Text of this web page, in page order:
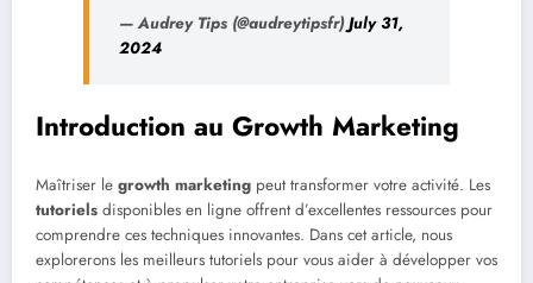
— Audrey Tips (@audreytipsfr) July 31,
2024
Introduction au Growth Marketing
Maîtriser le growth marketing peut transformer votre activité. Les
tutoriels disponibles en ligne offrent d’excellentes ressources pour
comprendre ces techniques innovantes. Dans cet article, nous
explorerons les meilleurs tutoriels pour vous aider à développer vos